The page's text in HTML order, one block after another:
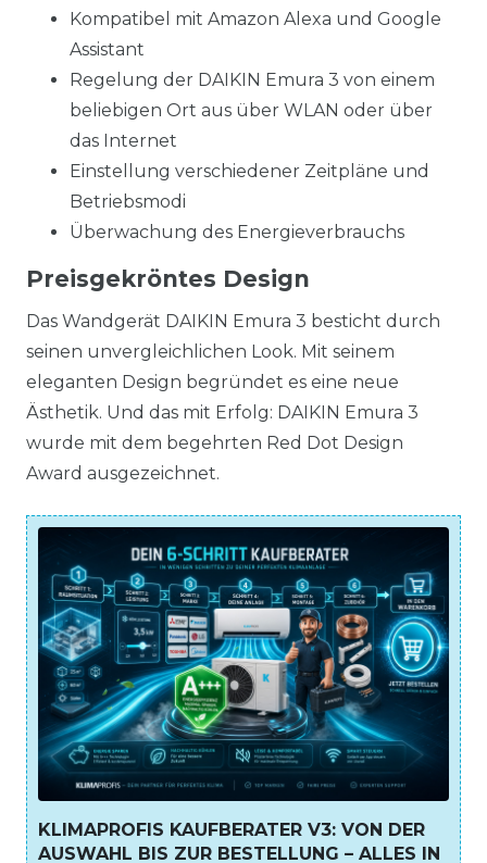
Kompatibel mit Amazon Alexa und Google
Assistant
Regelung der DAIKIN Emura 3 von einem
beliebigen Ort aus über WLAN oder über
das Internet
Einstellung verschiedener Zeitpläne und
Betriebsmodi
Überwachung des Energieverbrauchs
Preisgekröntes Design
Das Wandgerät DAIKIN Emura 3 besticht durch
seinen unvergleichlichen Look. Mit seinem
eleganten Design begründet es eine neue
Ästhetik. Und das mit Erfolg: DAIKIN Emura 3
wurde mit dem begehrten Red Dot Design
Award ausgezeichnet.
KLIMAPROFIS KAUFBERATER V3: VON DER
AUSWAHL BIS ZUR BESTELLUNG – ALLES IN